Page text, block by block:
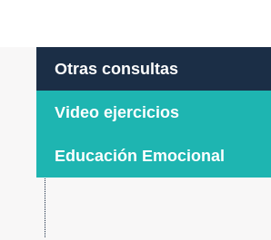
Otras consultas
Video ejercicios
Educación Emocional